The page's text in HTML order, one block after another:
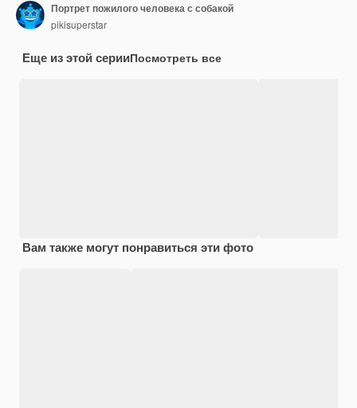
Портрет пожилого человека с собакой
pikisuperstar
Еще из этой серииПосмотреть все
Вам также могут понравиться эти фото